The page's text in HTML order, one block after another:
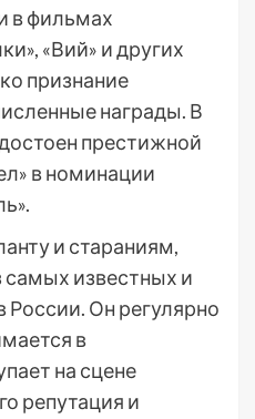
в фильмах
«Вий» и других
признание
награды. В
престижной
в номинации
и стараниям,
самых известных и
России. Он регулярно
в
на сцене
репутация и